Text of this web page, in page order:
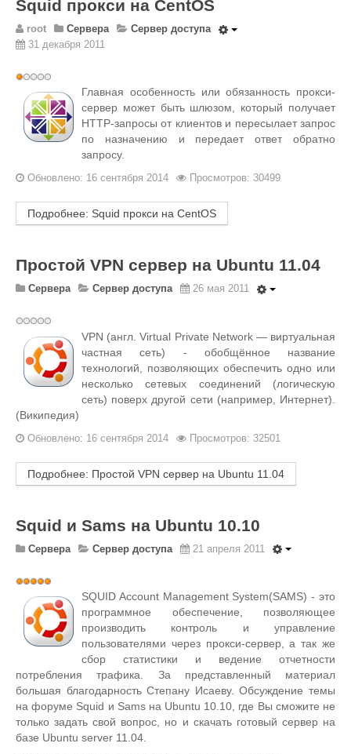
Wordpress
HTML 5
FAQ
Программы
Оборудование
Операционные системы
Общее
Новости
В интернете
Разное
Контакты
Поиск по сайту
Squid прокси на CentOS
root Сервера
Сервер доступа
31 декабря 2011
Рейтинг:
/5
Главная особенность или обязанность прокси-
сервер может быть шлюзом, который получает
HTTP-запросы от клиентов и пересылает запрос
по назначению и передает ответ обратно
запросу.
Обновлено: 16 сентября 2014 Просмотров: 30499
Подробнее: Squid прокси на CentOS
Простой VPN сервер на Ubuntu 11.04
Сервера Сервер доступа 26 мая 2011
VPN (англ. Virtual Private Network — виртуальная
частная сеть) - обобщённое название
технологий, позволяющих обеспечить одно или
несколько сетевых соединений (логическую
сеть) поверх другой сети (например, Интернет).
(Википедия)
Обновлено: 16 сентября 2014 Просмотров: 32501
Подробнее: Простой VPN сервер на Ubuntu 11.04
Squid и Sams на Ubuntu 10.10
Сервера Сервер доступа 21 апреля 2011
Рейтинг:
/5
SQUID Account Management System(SAMS) - это
программное обеспечение, позволяющее
производить контроль и управление
пользователями через прокси-сервер, а так же
сбор статистики и ведение отчетности
потребления трафика. За представленный материал
большая благодарность Степану Исаеву. Обсуждение темы
на форуме Squid и Sams на Ubuntu 10.10, где Вы сможите не
только задать свой вопрос, но и скачать готовый сервер на
базе Ubuntu server 11.04.